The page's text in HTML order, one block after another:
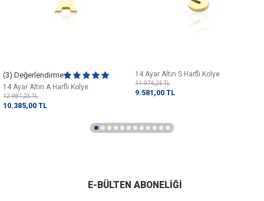
(3) Değerlendirme
14 Ayar Altın A Harfli Kolye
12.981,25TL
10.385,00 TL
14 Ayar Altın S Harfli Kolye
11.976,25TL
9.581,00 TL
E-BÜLTEN ABONELIĞI